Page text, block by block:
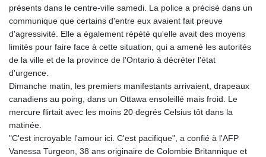
présents dans le centre-ville samedi. La police a précisé dans un
communique que certains d'entre eux avaient fait preuve
d'agressivité. Elle a également répété qu'elle avait des moyens
limités pour faire face à cette situation, qui a amené les autorités
de la ville et de la province de l'Ontario à décréter l'état
d'urgence.
Dimanche matin, les premiers manifestants arrivaient, drapeaux
canadiens au poing, dans un Ottawa ensoleillé mais froid. Le
mercure flirtait avec les moins 20 degrés Celsius tôt dans la
matinée.
"C'est incroyable l'amour ici. C'est pacifique", a confié à l'AFP
Vanessa Turgeon, 38 ans originaire de Colombie Britannique et